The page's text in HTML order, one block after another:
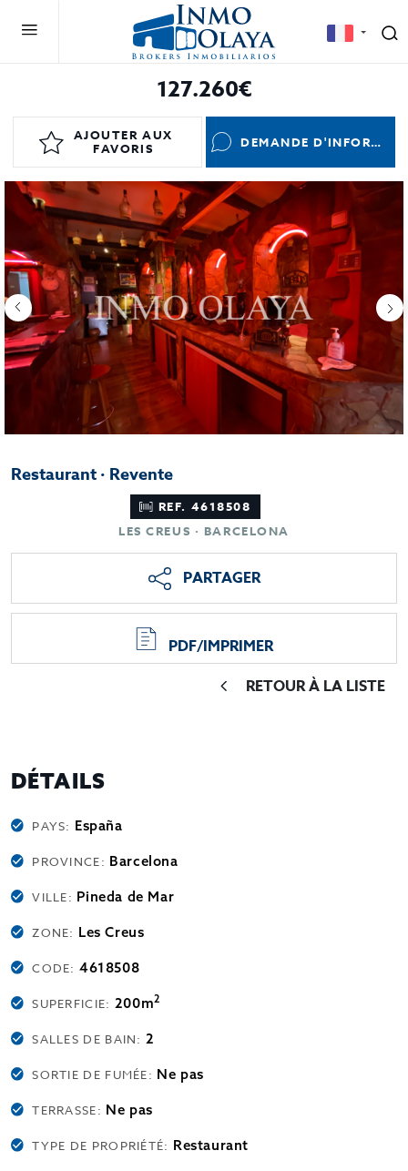
127.260€
AJOUTER AUX
FAVORIS
DEMANDE D'INFORMATIONS
Restaurant · Revente
REF. 4618508
LES CREUS · BARCELONA
PARTAGER
PDF/IMPRIMER
RETOUR À LA LISTE
DÉTAILS
PAYS: España
PROVINCE: Barcelona
VILLE: Pineda de Mar
ZONE: Les Creus
CODE:4618508
SUPERFICIE: 200m2
SALLES DE BAIN:2
SORTIE DE FUMÉE: Ne pas
TERRASSE: Ne pas
TYPE DE PROPRIÉTÉ: Restaurant